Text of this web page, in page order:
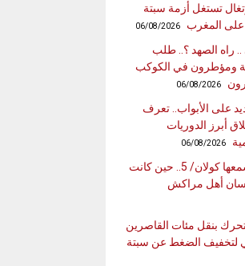
تستغل أزمة سبتة
على المغرب
06/08/2026
.. راه الصهد ؟.. طلب
ومؤطرون في الكوكب
06/08/2026
على الأبواب.. تعرف
أبرز الدوريات
06/08/2026
جامع الفنا كما سمعها كولان/ 5.. حين كانت
أهل مراكش
تتحرك بنقل مئات القاصرين
لتخفيف الضغط عن سبتة